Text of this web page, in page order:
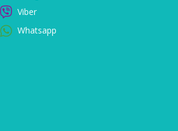
Viber
Whatsapp